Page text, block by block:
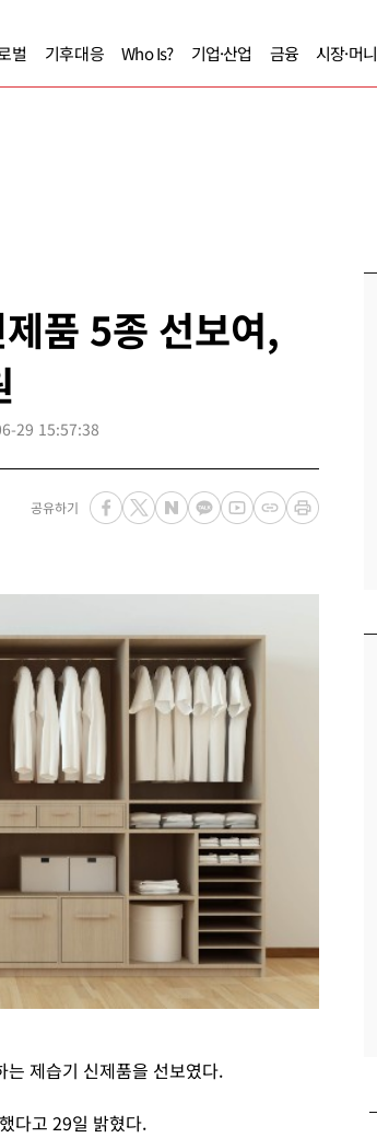
벌 기후대응 Who Is? 기업·산업 금융 시장·머니
품 5종 선보여,
29 15:57:38
공유하기
제습기 신제품을 선보였다.
다고 29일 밝혔다.